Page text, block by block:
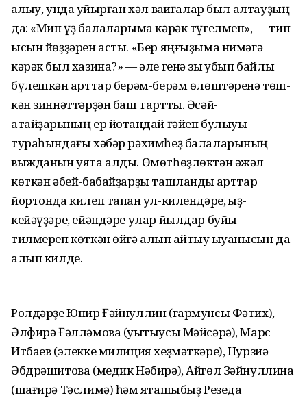
ҡалыу, унда ҡуйырған хәл ваҡиғалар был алтауҙың
да: «Мин үҙ балаларыма кәрәк түгелмен», — тип
ысын йөҙҙәрен асты. «Бер яңғыҙыма нимәгә
кәрәк был хазина?» — әле генә зыҡ ҡубып байлыҡ
бүлешкән ҡарттар берәм-берәм өлөштәренә төш-
кән зиннәттәрҙән баш тартты. Әсәй-
атайҙарының ер йотҡандай ғәйеп булыуы
тураһындағы хәбәр рәхимһеҙ балаларының
выжданын уята алды. Өмөтһөҙлөктән әжәл
көткән әбей-бабайҙарҙы ташландыҡ ҡарттар
йортонда килеп тапҡан ул-килендәре, ҡыҙ-
кейәүҙәре, ейәндәре улар йылдар буйы
тилмереп көткән өйгә алып ҡайтыу ҡыуанысын да
алып килде.
Ролдәрҙе Юнир Ғәйнуллин (гармунсы Фәтих),
Әлфирә Ғәлләмова (уҡытыусы Мәйсәрә), Марс
Итбаев (элекке милиция хеҙмәткәре), Нурзиә
Әбдрәшитова (медик Нәбирә), Айгөл Зәйнуллина
(шағирә Тәслимә) һәм яҡташыбыҙ Резеда